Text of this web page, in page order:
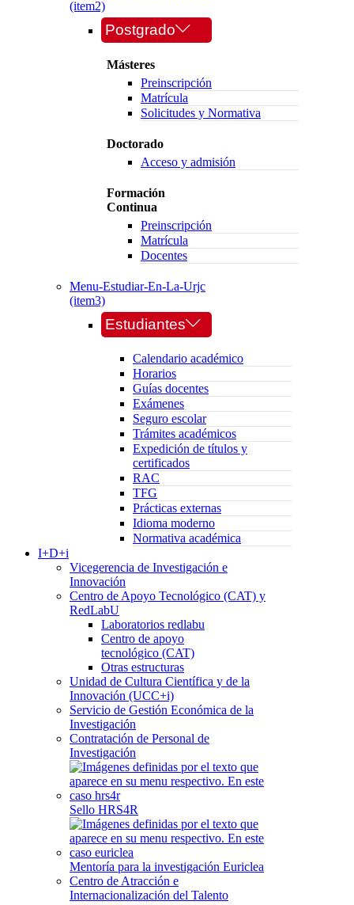
(item2)
Postgrado
Másteres
Preinscripción
Matrícula
Solicitudes y Normativa
Doctorado
Acceso y admisión
Formación
Continua
Preinscripción
Matrícula
Docentes
Menu-Estudiar-En-La-Urjc
(item3)
Estudiantes
Calendario académico
Horarios
Guías docentes
Exámenes
Seguro escolar
Trámites académicos
Expedición de títulos y
certificados
RAC
TFG
Prácticas externas
Idioma moderno
Normativa académica
I+D+i
Vicegerencia de Investigación e
Innovación
Centro de Apoyo Tecnológico (CAT) y
RedLabU
Laboratorios redlabu
Centro de apoyo
tecnológico (CAT)
Otras estructuras
Unidad de Cultura Científica y de la
Innovación (UCC+i)
Servicio de Gestión Económica de la
Investigación
Contratación de Personal de
Investigación
Sello HRS4R
Mentoría para la investigación Euriclea
Centro de Atracción e
Internacionalización del Talento